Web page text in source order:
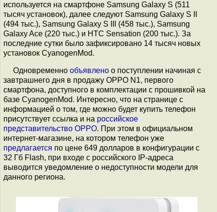
используется на смартфоне Samsung Galaxy S (511
тысяч установок), далее следуют Samsung Galaxy S II
(494 тыс.), Samsung Galaxy S III (458 тыс.), Samsung
Galaxy Ace (220 тыс.) и HTC Sensation (200 тыс.). За
последние сутки было зафиксировано 14 тысяч новых
установок CyanogenMod.
Одновременно объявлено о поступлении начиная с
завтрашнего дня в продажу OPPO N1, первого
смартфона, доступного в комплектации с прошивкой на
базе CyanogenMod. Интересно, что на странице с
информацией о том, где можно будет купить телефон
присутствует ссылка и на российское
представительство OPPO. При этом в официальном
интернет-магазине, на котором телефон уже
предлагается по цене 649 долларов в конфигурации с
32 Гб Flash, при входе с российского IP-адреса
выводится уведомление о недоступности модели для
данного региона.